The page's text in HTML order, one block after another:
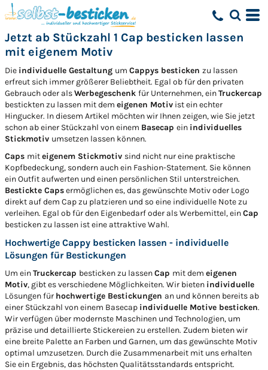
Jetzt ab Stückzahl 1 Cap besticken lassen
mit eigenem Motiv
Die individuelle Gestaltung um Cappys besticken zu lassen
erfreut sich immer größerer Beliebtheit. Egal ob für den privaten
Gebrauch oder alsWerbegeschenk für Unternehmen, einTruckercap
bestickten zu lassen mit dem eigenen Motiv ist ein echter
Hingucker. In diesem Artikel möchten wir Ihnen zeigen, wie Sie jetzt
schon ab einer Stückzahl von einem Basecap ein individuelles
Stickmotiv umsetzen lassen können.
Caps miteigenem Stickmotiv sind nicht nur eine praktische
Kopfbedeckung, sondern auch ein Fashion-Statement. Sie können
ein Outfit aufwerten und einen persönlichen Stil unterstreichen.
Bestickte Capsermöglichen es, das gewünschte Motiv oder Logo
direkt auf dem Cap zu platzieren und so eine individuelle Note zu
verleihen. Egal ob für den Eigenbedarf oder als Werbemittel, einCap
besticken zu lassen ist eine attraktive Wahl.
Hochwertige Cappy besticken lassen - individuelle
Lösungen für Bestickungen
Um einTruckercap besticken zu lassenCap mit dem eigenen
Motiv, gibt es verschiedene Möglichkeiten. Wir bieten individuelle
Lösungen für hochwertige Bestickungen an und können bereits ab
einer Stückzahl von einem Basecap individuelle Motive besticken.
Wir verfügen über modernste Maschinen und Technologien, um
präzise und detaillierte Stickereien zu erstellen. Zudem bieten wir
eine breite Palette an Farben und Garnen, um das gewünschte Motiv
optimal umzusetzen. Durch die Zusammenarbeit mit uns erhalten
Sie ein Ergebnis, das höchsten Qualitätsstandards entspricht.